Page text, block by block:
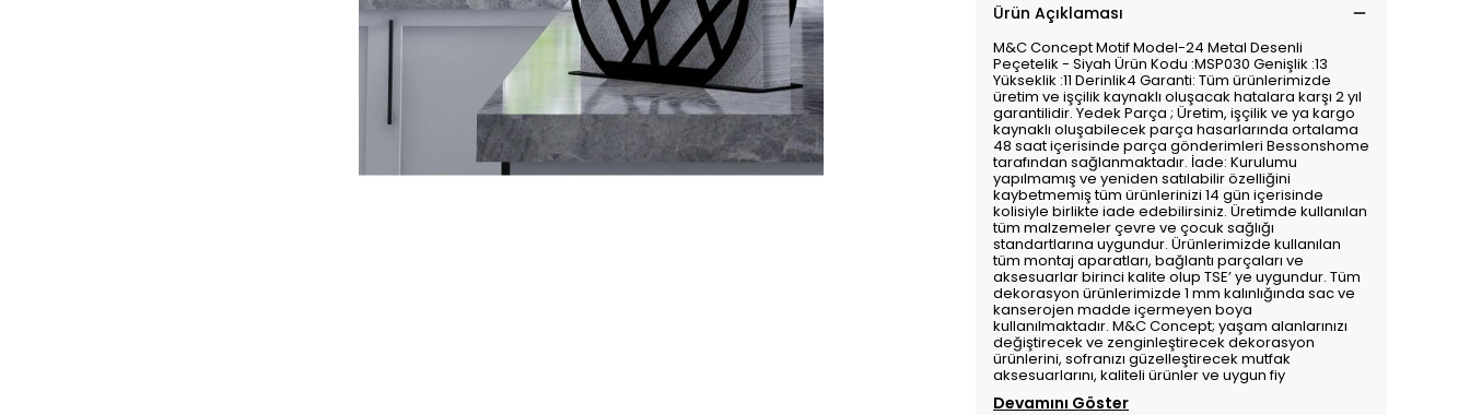
Ürün Açıklaması
M&C Concept Motif Model-24 Metal Desenli
Peçetelik - Siyah Ürün Kodu :MSP030 Genişlik :13
Yükseklik :11 Derinlik4 Garanti: Tüm ürünlerimizde
üretim ve işçilik kaynaklı oluşacak hatalara karşı 2 yıl
garantilidir. Yedek Parça ; Üretim, işçilik ve ya kargo
kaynaklı oluşabilecek parça hasarlarında ortalama
48 saat içerisinde parça gönderimleri Bessonshome
tarafından sağlanmaktadır. İade: Kurulumu
yapılmamış ve yeniden satılabilir özelliğini
kaybetmemiş tüm ürünlerinizi 14 gün içerisinde
kolisiyle birlikte iade edebilirsiniz. Üretimde kullanılan
tüm malzemeler çevre ve çocuk sağlığı
standartlarına uygundur. Ürünlerimizde kullanılan
tüm montaj aparatları, bağlantı parçaları ve
aksesuarlar birinci kalite olup TSE’ ye uygundur. Tüm
dekorasyon ürünlerimizde 1 mm kalınlığında sac ve
kanserojen madde içermeyen boya
kullanılmaktadır. M&C Concept; yaşam alanlarınızı
değiştirecek ve zenginleştirecek dekorasyon
ürünlerini, sofranızı güzelleştirecek mutfak
aksesuarlarını, kaliteli ürünler ve uygun fiy
Devamını Göster